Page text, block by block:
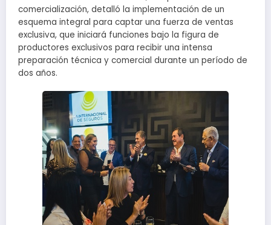
comercialización, detalló la implementación de un
esquema integral para captar una fuerza de ventas
exclusiva, que iniciará funciones bajo la figura de
productores exclusivos para recibir una intensa
preparación técnica y comercial durante un período de
dos años.